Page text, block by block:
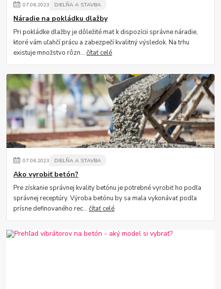
07.06.2023 DIELŇA A STAVBA
Náradie na pokládku dlažby
Pri pokládke dlažby je dôležité mať k dispozícii správne náradie,
ktoré vám uľahčí prácu a zabezpečí kvalitný výsledok. Na trhu
existuje množstvo rôzn...čítať celé
07.06.2023 DIELŇA A STAVBA
Ako vyrobiť betón?
Pre získanie správnej kvality betónu je potrebné vyrobiť ho podľa
správnej receptúry. Výroba betónu by sa mala vykonávať podľa
prísne definovaného rec...čítať celé